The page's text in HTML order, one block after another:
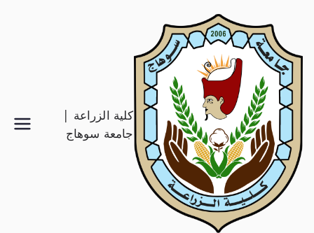
كلية الزراعة |
جامعة سوهاج